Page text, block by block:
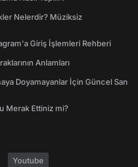
Nelerdir? Müziksiz
Giriş İşlemleri Rehberi
Anlamları
Doyamayanlar İçin Güncel San
Merak Ettiniz mi?
Youtube